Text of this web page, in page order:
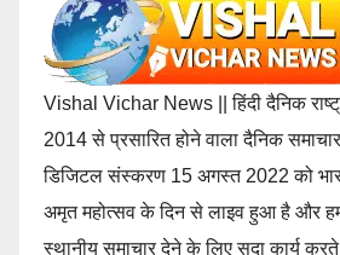
Vishal Vichar News || हिंदी दैनिक
2014 से प्रसारित होने वाला दैनिक
डिजिटल संस्करण 15 अगस्त 2022 को
अमृत महोत्सव के दिन से लाइव हुआ है और
स्थानीय समाचार देने के लिए सदा कार्य